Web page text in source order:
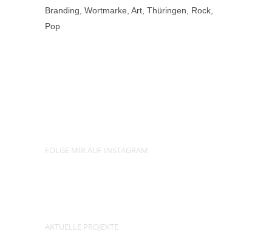
Branding, Wortmarke, Art, Thüringen, Rock,
Pop
FOLGE MIR AUF INSTAGRAM
AKTUELLE PROJEKTE